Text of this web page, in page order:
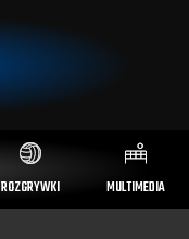
ROZGRYWKI MULTIMEDIA